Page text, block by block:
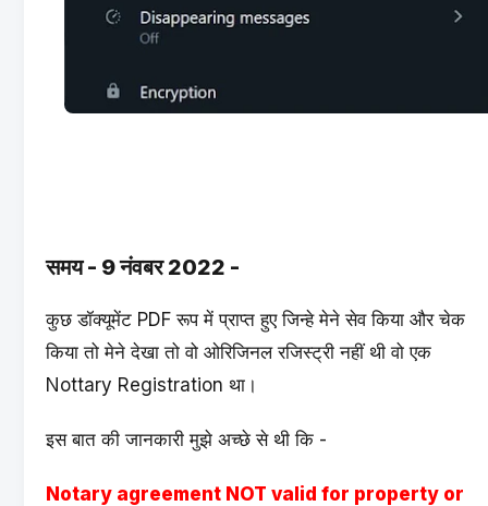
समय - 9 नंवबर 2022 -
कुछ डॉक्यूमेंट PDF रूप में प्राप्त हुए जिन्हे मेने सेव किया और चेक
किया तो मेने देखा तो वो ओरिजिनल रजिस्ट्री नहीं थी वो एक
Nottary Registration था।
इस बात की जानकारी मुझे अच्छे से थी कि -
Notary agreement NOT valid for property or